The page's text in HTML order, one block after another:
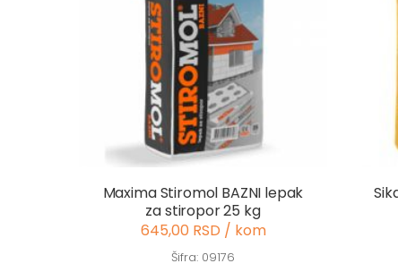
Maxima Stiromol BAZNI lepak
za stiropor 25 kg
645,00 RSD / kom
Šifra: 09176